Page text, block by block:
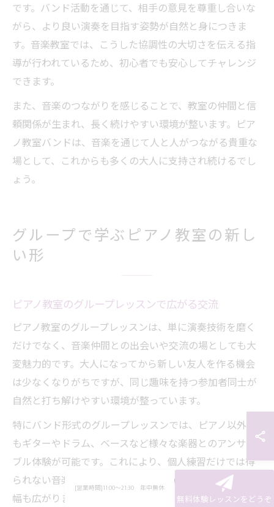
です。バンド活動を通じて、相手の意見を尊重し合いな
がら、より良い演奏を目指す姿勢が自然と身につきま
す。音楽教室では、こうした協調性の大切さを伝える指
導が行われているため、初心者でも安心してチャレンジ
できます。
また、音楽のつながりを感じることで、教室の仲間と信
頼関係が生まれ、長く続けやすい環境が整います。ピア
ノ教室バンドは、音楽を通じて人と人がつながる貴重な
場として、これからも多くの大人に支持され続けるでし
ょう。
グループで学ぶピアノ教室の新し
い形
ピアノ教室のグループレッスンで広がる交流
ピアノ教室のグループレッスンは、単に演奏技術を磨く
だけでなく、音楽仲間との出会いや交流の場としても大
変魅力的です。大人になってから新しい友人を作る機会
は少なくなりがちですが、同じ趣味を持つ参加者同士が
自然と打ち解けやすい環境が整っています。
特にバンド形式のグループレッスンでは、ピアノ以外に
もギターやドラム、ベースなど様々な楽器とのアンサン
ブル体験が可能です。これにより、個人練習だけでは得
られない音楽的な協調性やリズム感が身につき、演奏の
幅も広がります。
[営業時間]11:00～21:30 年中無休
無料体験レッスンをどうぞ